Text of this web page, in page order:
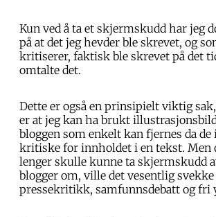
Kun ved å ta et skjermskudd har jeg
på at det jeg hevder ble skrevet, og
kritiserer, faktisk ble skrevet på det
omtalte det.
Dette er også en prinsipielt viktig
er at jeg kan ha brukt
bloggen som enkelt kan fjernes da de
kritiske for innholdet i en tekst. Men
lenger skulle kunne ta skjermskudd
blogger om, ville det vesentlig
pressekritikk, samfunnsdebatt og fri